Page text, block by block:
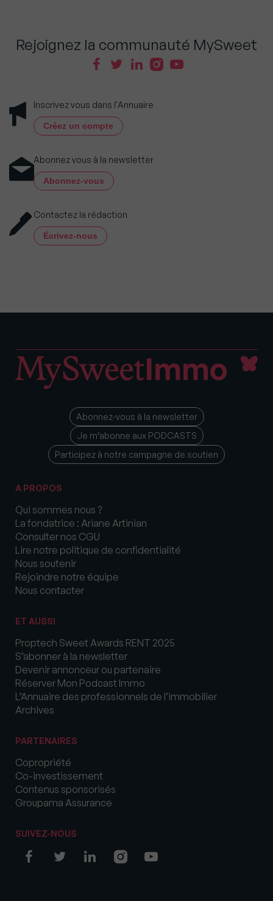
Rejoignez la communauté MySweet
Inscrivez vous dans l'Annuaire
Créez un compte
Abonnez vous à la newsletter
Abonnez-vous
Contactez la rédaction
Écrivez-nous
Abonnez-vous à la newsletter
Je m’abonne aux PODCASTS
Participez à notre campagne de soutien
A PROPOS
Qui sommes nous ?
La fondatrice : Ariane Artinian
Consulter nos CGU
Lire notre politique de confidentialité
Nous soutenir
Rejoindre notre équipe
Nous contacter
ET AUSSI
Proptech Sweet Awards RENT 2025
S’abonner à la newsletter
Devenir annonceur ou partenaire
Réserver Mon Podcast Immo
L’Annuaire des professionnels de l’immobilier
Archives
PARTENAIRES
Copropriété
Co-investissement
Contenus sponsorisés
Groupama Assurance
SUIVEZ-NOUS